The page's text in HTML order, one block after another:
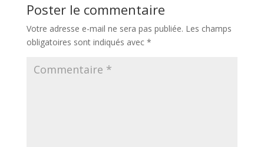
Poster le commentaire
Votre adresse e-mail ne sera pas publiée. Les champs
obligatoires sont indiqués avec *